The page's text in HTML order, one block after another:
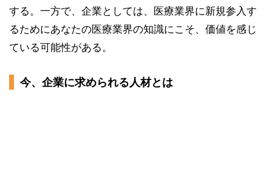
する。一方で、企業としては、医療業界に新規参入す
るためにあなたの医療業界の知識にこそ、価値を感じ
ている可能性がある。
今、企業に求められる人材とは